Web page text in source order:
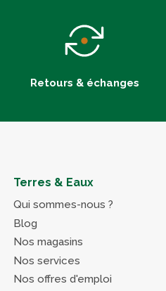
Retours & échanges
Terres & Eaux
Qui sommes-nous ?
Blog
Nos magasins
Nos services
Nos offres d'emploi